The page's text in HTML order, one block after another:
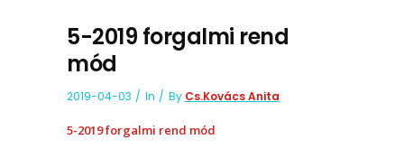
5-2019 forgalmi rend
mód
2019-04-03 In By Cs.Kovács Anita
5-2019 forgalmi rend mód